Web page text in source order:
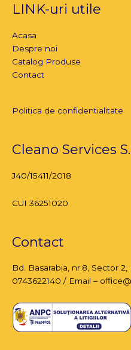
LINK-uri utile
Acasa
Despre noi
Catalog Produse
Contact
Politica de confidentialitate
Cleano Services
J40/15411/2018
CUI 36251020
Contact
Bd. Basarabia, nr.8, Sector 2,
0743622140 / Email –